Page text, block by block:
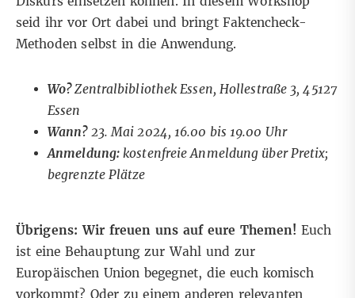
seid ihr vor Ort dabei und bringt Faktencheck-
Methoden selbst in die Anwendung.
Wo?Zentralbibliothek Essen, Hollestraße 3, 45127
Essen
Wann?23. Mai 2024, 16.00 bis 19.00 Uhr
Anmeldung: kostenfreie Anmeldung über Pretix;
begrenzte Plätze
Übrigens: Wir freuen uns auf eure Themen! Euch
ist eine Behauptung zur Wahl und zur
Europäischen Union begegnet, die euch komisch
vorkommt? Oder zu einem anderen relevanten